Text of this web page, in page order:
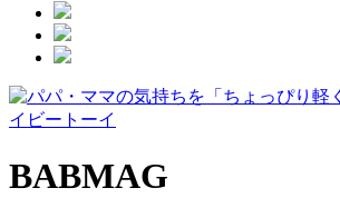
BABMAG